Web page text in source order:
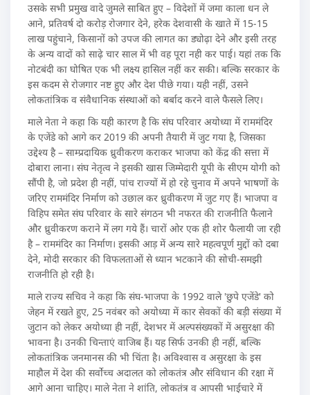
उसके सभी प्रमुख वादे जुमले साबित हुए – विदेशों में जमा काला धन ले
आने, प्रतिवर्ष दो करोड़ रोजगार देने, हरेक देशवासी के खाते में 15-15
लाख पहुंचाने, किसानों को उपज की लागत का ड्योढ़ा देने और इसी तरह
के अन्य वादों को साढ़े चार साल में भी वह पूरा नही कर पाई। यहां तक कि
नोटबंदी का घोषित एक भी लक्ष्य हासिल नहीं कर सकी। बल्कि सरकार के
इस कदम से रोजगार नष्ट हुए और देश पीछे गया। यही नहीं, उसने
लोकतांत्रिक व संवैधानिक संस्थाओं को बर्बाद करने वाले फैसले लिए।
माले नेता ने कहा कि यही कारण है कि संघ परिवार अयोध्या में राममंदिर
के एजेंडे को आगे कर 2019 की अपनी तैयारी में जुट गया है, जिसका
उद्देश्य है – साम्प्रदायिक ध्रुवीकरण कराकर भाजपा को केंद्र की सत्ता में
दोबारा लाना। संघ नेतृत्व ने इसकी खास जिम्मेदारी यूपी के सीएम योगी को
सौंपी है, जो प्रदेश ही नहीं, पांच राज्यों में हो रहे चुनाव में अपने भाषणों के
जरिए राममंदिर निर्माण को उछाल कर ध्रुवीकरण में जुट गए हैं। भाजपा व
विहिप समेत संघ परिवार के सारे संगठन भी नफरत की राजनीति फैलाने
और ध्रुवीकरण कराने में लग गये हैं। चारों ओर एक ही शोर फैलायी जा रही
है – राममंदिर का निर्माण। इसकी आड़ में अन्य सारे महत्वपूर्ण मुद्दों को दबा
देने, मोदी सरकार की विफलताओं से ध्यान भटकाने की सोची-समझी
राजनीति हो रही है।
माले राज्य सचिव ने कहा कि संघ-भाजपा के 1992 वाले 'छुपे एजेंडे' को
जेहन में रखते हुए, 25 नवंबर को अयोध्या में कार सेवकों की बड़ी संख्या में
जुटान को लेकर अयोध्या ही नहीं, देशभर में अल्पसंख्यकों में असुरक्षा की
भावना है। उनकी चिन्ताएं वाजिब हैं। यह सिर्फ उनकी ही नहीं, बल्कि
लोकतांत्रिक जनमानस की भी चिंता है। अविश्वास व असुरक्षा के इस
माहौल में देश की सर्वोच्च अदालत को लोकतंत्र और संविधान की रक्षा में
आगे आना चाहिए। माले नेता ने शांति, लोकतंत्र व आपसी भाईचारे में